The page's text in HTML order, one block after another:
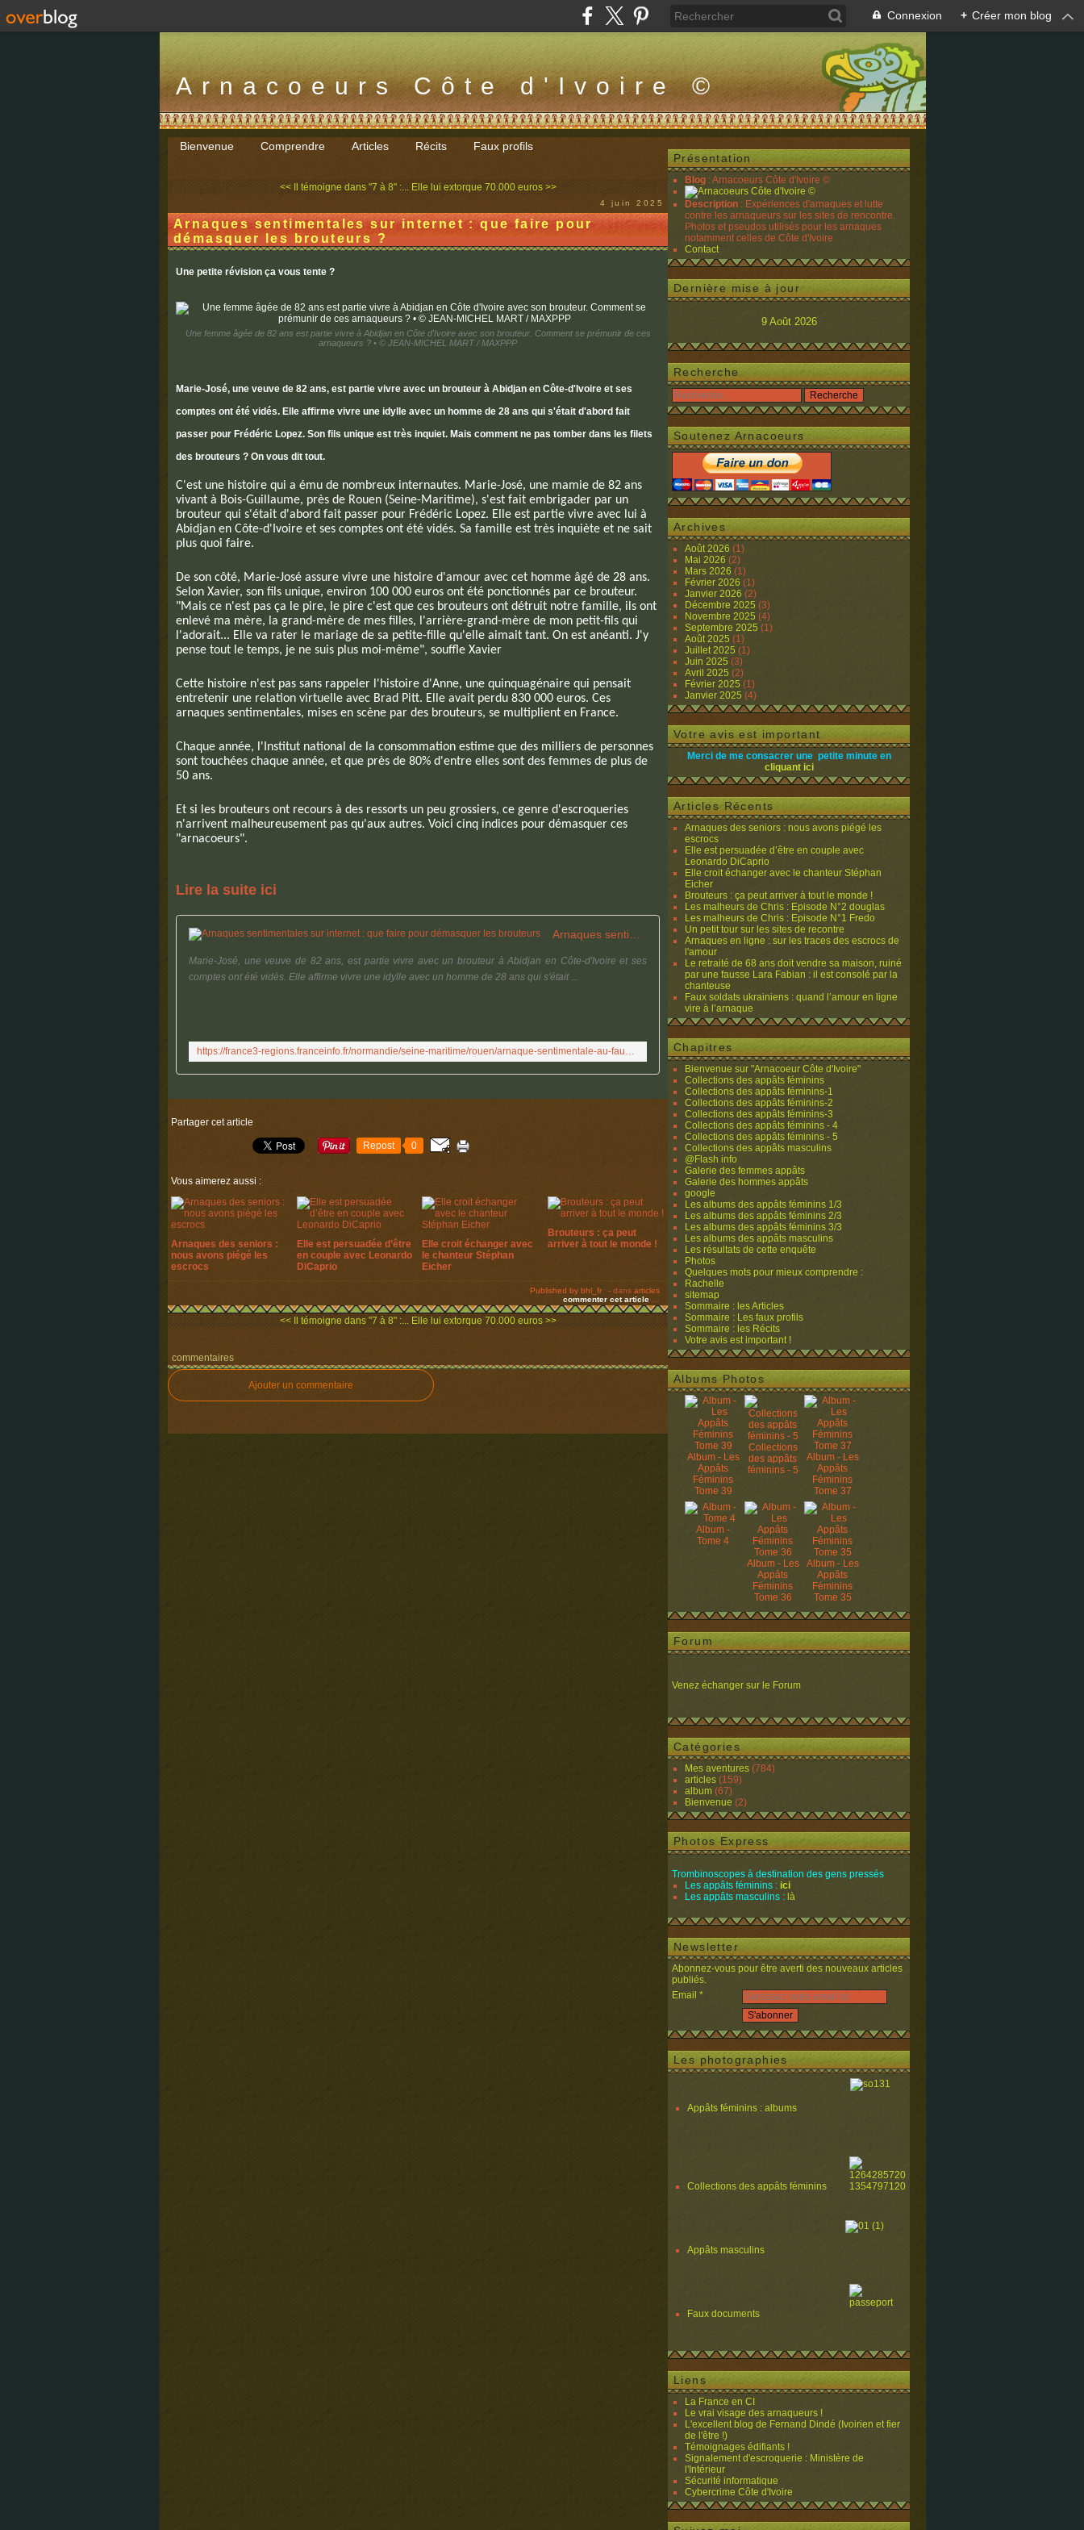
Connexion + Créer mon blog
Arnacoeurs Côte d'Ivoire ©
Bienvenue Comprendre Articles Récits Faux profils
<< Il témoigne dans "7 à 8" :... Elle lui extorque 70.000 euros >>
4 juin 2025
Arnaques sentimentales sur internet : que faire pour
démasquer les brouteurs ?
Une petite révision ça vous tente ?
Une femme âgée de 82 ans est partie vivre à Abidjan en Côte d'Ivoire avec son brouteur. Comment se prémunir de ces
arnaqueurs ? • © JEAN-MICHEL MART / MAXPPP
Marie-José, une veuve de 82 ans, est partie vivre avec un brouteur à Abidjan en Côte-d'Ivoire et ses
comptes ont été vidés. Elle affirme vivre une idylle avec un homme de 28 ans qui s'était d'abord fait
passer pour Frédéric Lopez. Son fils unique est très inquiet. Mais comment ne pas tomber dans les filets
des brouteurs ? On vous dit tout.
C'est une histoire qui a ému de nombreux internautes. Marie-José, une mamie de 82 ans
vivant à Bois-Guillaume, près de Rouen (Seine-Maritime), s'est fait embrigader par un
brouteur qui s'était d'abord fait passer pour Frédéric Lopez. Elle est partie vivre avec lui à
Abidjan en Côte-d'Ivoire et ses comptes ont été vidés. Sa famille est très inquiète et ne sait
plus quoi faire.
De son côté, Marie-José assure vivre une histoire d'amour avec cet homme âgé de 28 ans.
Selon Xavier, son fils unique, environ 100 000 euros ont été ponctionnés par ce brouteur.
"Mais ce n'est pas ça le pire, le pire c'est que ces brouteurs ont détruit notre famille, ils ont
enlevé ma mère, la grand-mère de mes filles, l'arrière-grand-mère de mon petit-fils qui
l'adorait... Elle va rater le mariage de sa petite-fille qu'elle aimait tant. On est anéanti. J'y
pense tout le temps, je ne suis plus moi-même", souffle Xavier
Cette histoire n'est pas sans rappeler l'histoire d'Anne, une quinquagénaire qui pensait
entretenir une relation virtuelle avec Brad Pitt. Elle avait perdu 830 000 euros. Ces
arnaques sentimentales, mises en scène par des brouteurs, se multiplient en France.
Chaque année, l'Institut national de la consommation estime que des milliers de personnes
sont touchées chaque année, et que près de 80% d'entre elles sont des femmes de plus de
50 ans.
Et si les brouteurs ont recours à des ressorts un peu grossiers, ce genre d'escroqueries
n'arrivent malheureusement pas qu'aux autres. Voici cinq indices pour démasquer ces
"arnacoeurs".
Lire la suite ici
Marie-José, une veuve de 82 ans, est partie vivre avec un brouteur à Abidjan en Côte-d'Ivoire et ses
comptes ont été vidés. Elle affirme vivre une idylle avec un homme de 28 ans qui s'était ...
https://france3-regions.franceinfo.fr/normandie/seine-maritime/rouen/arnaque-sentimentale-au-faux-frederic-lopez-voici-5-indices-pour-demasquer-les-brouteurs-3164214.html
Partager cet article
Repost 0
Vous aimerez aussi :
Arnaques des seniors :
nous avons piégé les
escrocs
Elle est persuadée d’être
en couple avec Leonardo
DiCaprio
Elle croit échanger avec
le chanteur Stéphan
Eicher
Brouteurs : ça peut
arriver à tout le monde !
Published by bhl_fr - dans articles
commenter cet article
<< Il témoigne dans "7 à 8" :... Elle lui extorque 70.000 euros >>
commentaires
Ajouter un commentaire
Présentation
Blog : Arnacoeurs Côte d'Ivoire ©
Description : Expériences d'arnaques et lutte
contre les arnaqueurs sur les sites de rencontre.
Photos et pseudos utilisés pour les arnaques
notamment celles de Côte d'Ivoire
Contact
Dernière mise à jour
9 Août 2026
Recherche
Soutenez Arnacoeurs
Archives
Août 2026 (1)
Mai 2026 (2)
Mars 2026 (1)
Février 2026 (1)
Janvier 2026 (2)
Décembre 2025 (3)
Novembre 2025 (4)
Septembre 2025 (1)
Août 2025 (1)
Juillet 2025 (1)
Juin 2025 (3)
Avril 2025 (2)
Février 2025 (1)
Janvier 2025 (4)
Votre avis est important
Merci de me consacrer une petite minute en
cliquant ici
Articles Récents
Arnaques des seniors : nous avons piégé les
escrocs
Elle est persuadée d’être en couple avec
Leonardo DiCaprio
Elle croit échanger avec le chanteur Stéphan
Eicher
Brouteurs : ça peut arriver à tout le monde !
Les malheurs de Chris : Episode N°2 douglas
Les malheurs de Chris : Episode N°1 Fredo
Un petit tour sur les sites de recontre
Arnaques en ligne : sur les traces des escrocs de
l'amour
Le retraité de 68 ans doit vendre sa maison, ruiné
par une fausse Lara Fabian : il est consolé par la
chanteuse
Faux soldats ukrainiens : quand l’amour en ligne
vire à l’arnaque
Chapitres
Bienvenue sur "Arnacoeur Côte d'Ivoire"
Collections des appâts féminins
Collections des appâts féminins-1
Collections des appâts féminins-2
Collections des appâts féminins-3
Collections des appâts féminins - 4
Collections des appâts féminins - 5
Collections des appâts masculins
@Flash info
Galerie des femmes appâts
Galerie des hommes appâts
google
Les albums des appâts féminins 1/3
Les albums des appâts féminins 2/3
Les albums des appâts féminins 3/3
Les albums des appâts masculins
Les résultats de cette enquête
Photos
Quelques mots pour mieux comprendre :
Rachelle
sitemap
Sommaire : les Articles
Sommaire : Les faux profils
Sommaire : les Récits
Votre avis est important !
Albums Photos
Album - Les
Appâts
Féminins
Tome 39
Collections
des appâts
féminins - 5
Album - Les
Appâts
Féminins
Tome 37
Album -
Tome 4
Album - Les
Appâts
Féminins
Tome 36
Album - Les
Appâts
Féminins
Tome 35
Forum
Venez échanger sur le Forum
Catégories
Mes aventures (784)
articles (159)
album (67)
Bienvenue (2)
Photos Express
Trombinoscopes à destination des gens pressés
Les appâts féminins : ici
Les appâts masculins : là
Newsletter
Abonnez-vous pour être averti des nouveaux articles
publiés.
Email
Les photographies
Appâts féminins : albums
Collections des appâts féminins
Appâts masculins
Faux documents
Liens
La France en CI
Le vrai visage des arnaqueurs !
L'excellent blog de Fernand Dindé (Ivoirien et fier
de l'être !)
Témoignages édifiants !
Signalement d'escroquerie : Ministère de
l'Intérieur
Sécurité informatique
Cybercrime Côte d'Ivoire